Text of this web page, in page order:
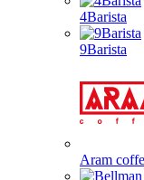
4Barista
9Barista
Aram